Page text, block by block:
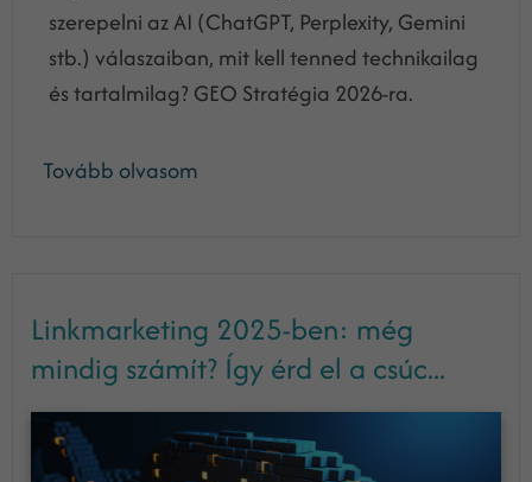
szerepelni az AI (ChatGPT, Perplexity, Gemini
stb.) válaszaiban, mit kell tenned technikailag
és tartalmilag? GEO Stratégia 2026-ra.
Tovább olvasom
Linkmarketing 2025-ben: még
mindig számít? Így érd el a csúc...